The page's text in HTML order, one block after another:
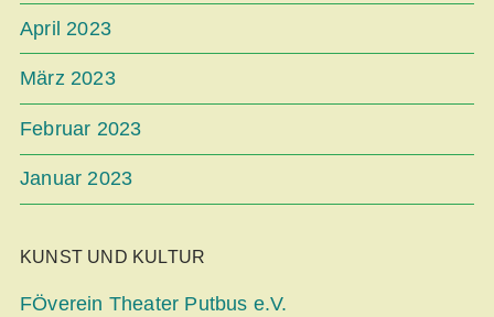
April 2023
März 2023
Februar 2023
Januar 2023
KUNST UND KULTUR
FÖverein Theater Putbus e.V.